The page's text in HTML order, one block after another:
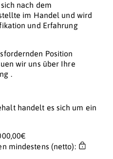
nach dem
im Handel und wird
und Erfahrung
Position
wir uns über Ihre
.
handelt es sich um ein
mindestens (netto):